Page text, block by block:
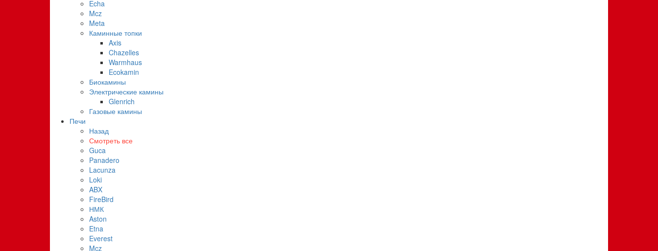
Echa
Mcz
Meta
Каминные топки
Axis
Chazelles
Warmhaus
Ecokamin
Биокамины
Электрические камины
Glenrich
Газовые камины
Печи
Назад
Смотреть все
Guca
Panadero
Lacunza
Loki
ABX
FireBird
НМК
Aston
Etna
Everest
Mcz